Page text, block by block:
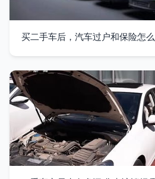
买二手车后，汽车过户和保险怎